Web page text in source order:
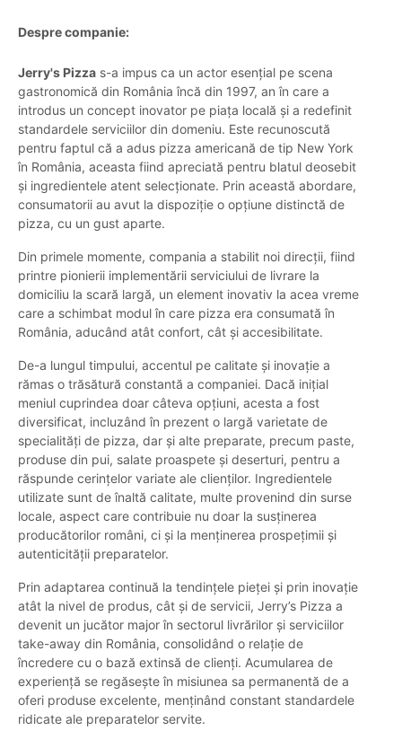
Despre companie:
Jerry's Pizza s-a impus ca un actor esențial pe scena
gastronomică din România încă din 1997, an în care a
introdus un concept inovator pe piața locală și a redefinit
standardele serviciilor din domeniu. Este recunoscută
pentru faptul că a adus pizza americană de tip New York
în România, aceasta fiind apreciată pentru blatul deosebit
și ingredientele atent selecționate. Prin această abordare,
consumatorii au avut la dispoziție o opțiune distinctă de
pizza, cu un gust aparte.
Din primele momente, compania a stabilit noi direcții, fiind
printre pionierii implementării serviciului de livrare la
domiciliu la scară largă, un element inovativ la acea vreme
care a schimbat modul în care pizza era consumată în
România, aducând atât confort, cât și accesibilitate.
De-a lungul timpului, accentul pe calitate și inovație a
rămas o trăsătură constantă a companiei. Dacă inițial
meniul cuprindea doar câteva opțiuni, acesta a fost
diversificat, incluzând în prezent o largă varietate de
specialități de pizza, dar și alte preparate, precum paste,
produse din pui, salate proaspete și deserturi, pentru a
răspunde cerințelor variate ale clienților. Ingredientele
utilizate sunt de înaltă calitate, multe provenind din surse
locale, aspect care contribuie nu doar la susținerea
producătorilor români, ci și la menținerea prospețimii și
autenticității preparatelor.
Prin adaptarea continuă la tendințele pieței și prin inovație
atât la nivel de produs, cât și de servicii, Jerry’s Pizza a
devenit un jucător major în sectorul livrărilor și serviciilor
take-away din România, consolidând o relație de
încredere cu o bază extinsă de clienți. Acumularea de
experiență se regăsește în misiunea sa permanentă de a
oferi produse excelente, menținând constant standardele
ridicate ale preparatelor servite.